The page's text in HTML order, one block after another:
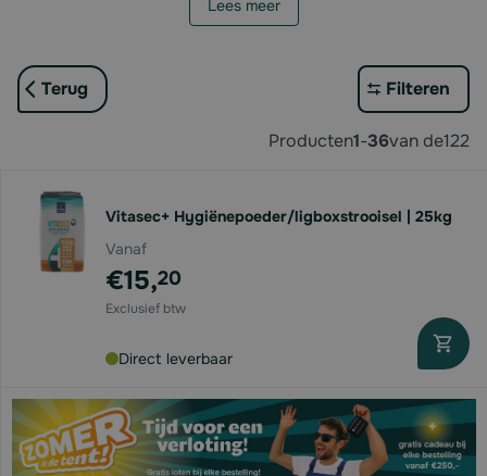
scheppen ect. In onze categorie met
benodigdheden om stalinrichting, afleidingsmateriaal
of hokafscheidingen te bevestigen.
Zoekt u stalbenodigdheden voor uw kraamhok?
ook voor
juiste adres.
Lees meer
Terug Filteren
Producten1-36van de122
Vitasec+ Hygiënepoeder/ligboxstrooisel | 25kg
Vanaf
€15,20
Direct leverbaar